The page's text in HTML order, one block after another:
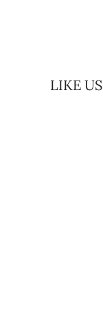
LIKE US